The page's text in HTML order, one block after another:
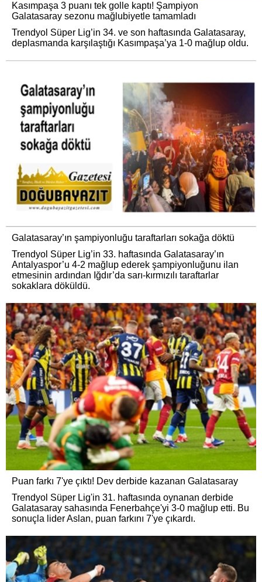
Kasımpaşa 3 puanı tek golle kaptı! Şampiyon
Galatasaray sezonu mağlubiyetle tamamladı
Trendyol Süper Lig’in 34. ve son haftasında Galatasaray,
deplasmanda karşılaştığı Kasımpaşa’ya 1-0 mağlup oldu.
Galatasaray’ın şampiyonluğu taraftarları sokağa döktü
Trendyol Süper Lig’in 33. haftasında Galatasaray’ın
Antalyaspor’u 4-2 mağlup ederek şampiyonluğunu ilan
etmesinin ardından Iğdır’da sarı-kırmızılı taraftarlar
sokaklara döküldü.
Puan farkı 7'ye çıktı! Dev derbide kazanan Galatasaray
Trendyol Süper Lig'in 31. haftasında oynanan derbide
Galatasaray sahasında Fenerbahçe'yi 3-0 mağlup etti. Bu
sonuçla lider Aslan, puan farkını 7'ye çıkardı.